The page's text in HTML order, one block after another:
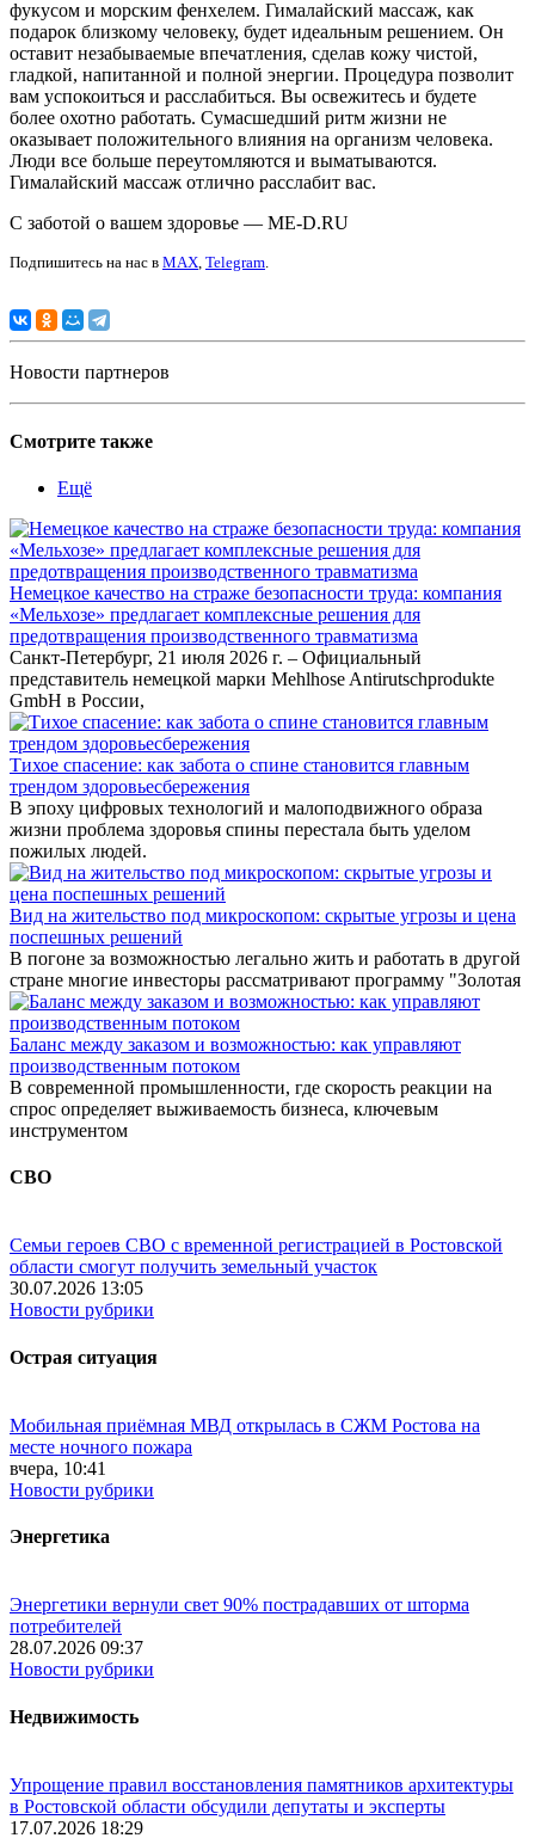
фукусом и морским фенхелем. Гималайский массаж, как
подарок близкому человеку, будет идеальным решением. Он
оставит незабываемые впечатления, сделав кожу чистой,
гладкой, напитанной и полной энергии. Процедура позволит
вам успокоиться и расслабиться. Вы освежитесь и будете
более охотно работать. Сумасшедший ритм жизни не
оказывает положительного влияния на организм человека.
Люди все больше переутомляются и выматываются.
Гималайский массаж отлично расслабит вас.
С заботой о вашем здоровье — ME-D.RU
Подпишитесь на нас в MAX, Telegram.
Новости партнеров
Смотрите также
Ещё
Немецкое качество на страже безопасности труда: компания
«Мельхозе» предлагает комплексные решения для
предотвращения производственного травматизма
Санкт-Петербург, 21 июля 2026 г. – Официальный
представитель немецкой марки Mehlhose Antirutschprodukte
GmbH в России,
Тихое спасение: как забота о спине становится главным
трендом здоровьесбережения
В эпоху цифровых технологий и малоподвижного образа
жизни проблема здоровья спины перестала быть уделом
пожилых людей.
Вид на жительство под микроскопом: скрытые угрозы и цена
поспешных решений
В погоне за возможностью легально жить и работать в другой
стране многие инвесторы рассматривают программу "Золотая
Баланс между заказом и возможностью: как управляют
производственным потоком
В современной промышленности, где скорость реакции на
спрос определяет выживаемость бизнеса, ключевым
инструментом
СВО
Семьи героев СВО с временной регистрацией в Ростовской
области смогут получить земельный участок
30.07.2026 13:05
Новости рубрики
Острая ситуация
Мобильная приёмная МВД открылась в СЖМ Ростова на
месте ночного пожара
вчера, 10:41
Новости рубрики
Энергетика
Энергетики вернули свет 90% пострадавших от шторма
потребителей
28.07.2026 09:37
Новости рубрики
Недвижимость
Упрощение правил восстановления памятников архитектуры
в Ростовской области обсудили депутаты и эксперты
17.07.2026 18:29